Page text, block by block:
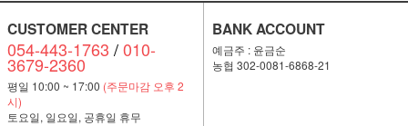
CUSTOMER CENTER
054-443-1763 /010-
3679-2360
평일 10:00 ~ 17:00 (주문마감 오후 2
시)
토요일, 일요일, 공휴일 휴무
BANK ACCOUNT
예금주 : 윤금순
농협 302-0081-6868-21